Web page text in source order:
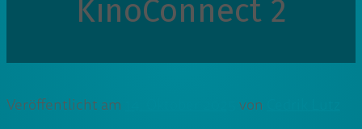
KinoConnect 2
Veröffentlicht am von